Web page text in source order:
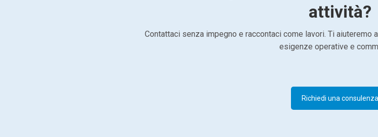
attività?
Contattaci senza impegno e raccontaci come lavori. Ti aiuteremo
esigenze operative e
Richiedi una consulenza